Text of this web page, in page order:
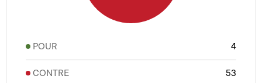
POUR 4
CONTRE 53